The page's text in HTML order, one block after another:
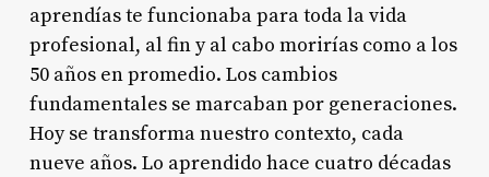
aprendías te funcionaba para toda la vida
profesional, al fin y al cabo morirías como a los
50 años en promedio. Los cambios
fundamentales se marcaban por generaciones.
Hoy se transforma nuestro contexto, cada
nueve años. Lo aprendido hace cuatro décadas